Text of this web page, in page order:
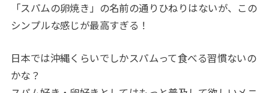
「スパムの卵焼き」の名前の通りひねりはないが、この
シンプルな感じが最高すぎる！
日本では沖縄くらいでしかスパムって食べる習慣ないの
かな？